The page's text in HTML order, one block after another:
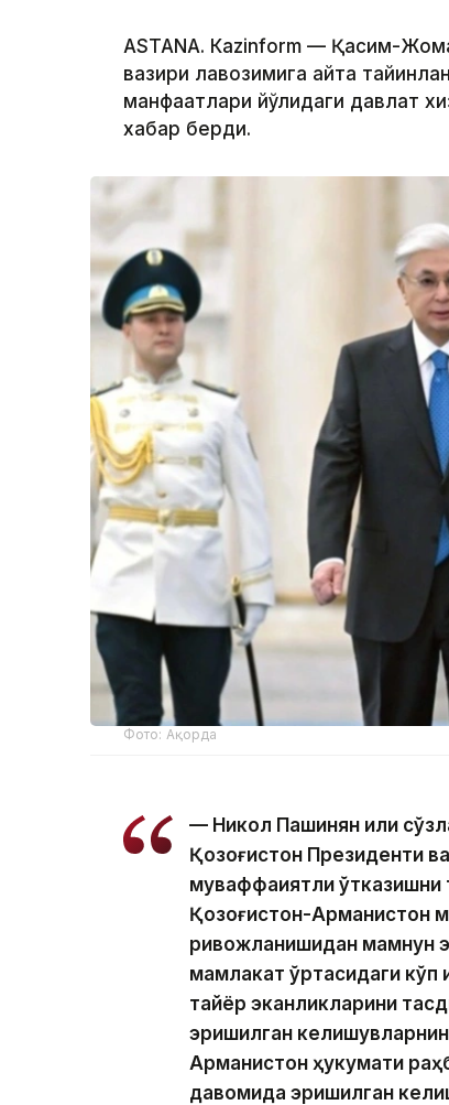
ASTANА. Кazinform — Қасим-
вазири лавозимига қайта
манфаатлари йўлидаги давлат
хабар берди.
Фото: Ақорда
— Никол Пашинян илиқ
Қозоғистон Президенти
муваффақиятли
Қозоғистон-Арманистон
ривожланишидан мамнун
мамлакат ўртасидаги кўп
тайёр эканликларини
эришилган
Арманистон ҳукумати
давомида эришилган